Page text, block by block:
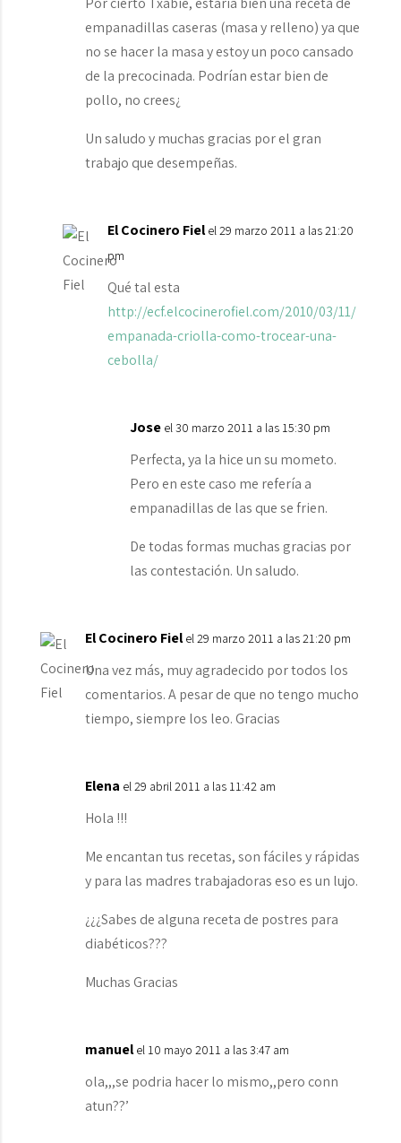
empanadillas caseras (masa y relleno) ya que
no se hacer la masa y estoy un poco cansado
de la precocinada. Podrían estar bien de
pollo, no crees¿
Un saludo y muchas gracias por el gran
trabajo que desempeñas.
El Cocinero Fiel el 29 marzo 2011 a las 21:20
pm
Qué tal esta
http://ecf.elcocinerofiel.com/2010/03/11/
empanada-criolla-como-trocear-una-
cebolla/
Jose el 30 marzo 2011 a las 15:30 pm
Perfecta, ya la hice un su mometo.
Pero en este caso me refería a
empanadillas de las que se frien.
De todas formas muchas gracias por
las contestación. Un saludo.
El Cocinero Fiel el 29 marzo 2011 a las 21:20 pm
Una vez más, muy agradecido por todos los
comentarios. A pesar de que no tengo mucho
tiempo, siempre los leo. Gracias
Elena el 29 abril 2011 a las 11:42 am
Hola !!!
Me encantan tus recetas, son fáciles y rápidas
y para las madres trabajadoras eso es un lujo.
¿¿¿Sabes de alguna receta de postres para
diabéticos???
Muchas Gracias
manuel el 10 mayo 2011 a las 3:47 am
ola,,,se podria hacer lo mismo,,pero conn
atun??’